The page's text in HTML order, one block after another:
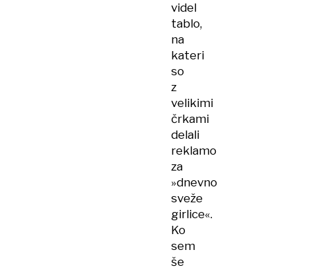
videl
tablo,
na
kateri
so
z
velikimi
črkami
delali
reklamo
za
»dnevno
sveže
girlice«.
Ko
sem
še